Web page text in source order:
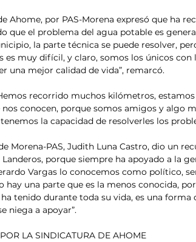
Ahome, por PAS-Morena expresó que ha
que el problema del agua potable es
la parte técnica se puede resolver,
es muy difícil, y claro, somos los únicos con
una mejor calidad de vida”, remarcó.
recorrido muchos kilómetros,
conocen, porque somos amigos y algo
la capacidad de resolverles los
Morena-PAS, Judith Luna Castro, dio un
Landeros, porque siempre ha apoyado a la
Vargas lo conocemos como político,
hay una parte que es la menos conocida,
tenido durante toda su vida, es una forma
niega a apoyar”.
LA SINDICATURA DE AHOME